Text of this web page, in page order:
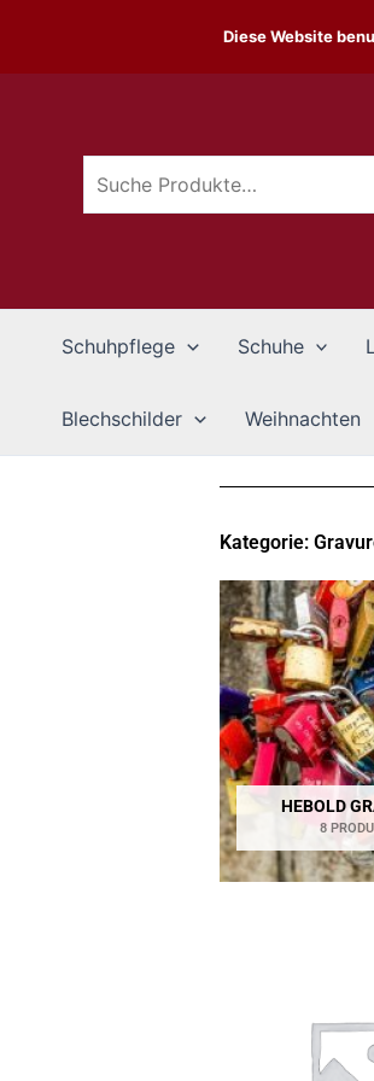
springen Suchen
Schuhpflege Schuhe
Blechschilder Weihnachten
Kategorie:
HEBOLD
8
Diese Website